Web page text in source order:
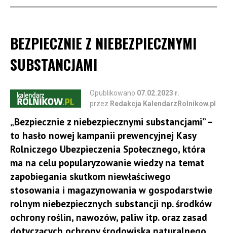
Jeżeli wójt (burmistrz, prezydent miasta) nie
dysponuje danymi potwierdzającymi okres pełnienia
przez wnioskodawcę funkcji sołtysa, wydaje
względu na brak danych potwierdzających okres
do wniosku o przyznanie świadczenia. W przypadku
braku dokumentów potwierdzających spełnienie
wymogu pełnienia funkcji sołtysa przez co najmniej
dwie kadencje nie mniej niż 8 lat zaświadczenie
będzie mogło być zastąpione pisemnym
oświadczeniem złożonym przez wnioskodawcę
o spełnieniu tego wymogu, potwierdzonym
pisemnymi oświadczeniami złożonymi przez co
BEZPIECZNIE Z NIEBEZPIECZNYMI
SUBSTANCJAMI
Opublikowano 07.02.2023 r.
przez Redakcja KalendarzRolnikow.pl
„Bezpiecznie z niebezpiecznymi substancjami” –
to hasło nowej kampanii prewencyjnej Kasy
Rolniczego Ubezpieczenia Społecznego, która
ma na celu popularyzowanie wiedzy na temat
zapobiegania skutkom niewłaściwego
stosowania i magazynowania w gospodarstwie
rolnym niebezpiecznych substancji np. środków
ochrony roślin, nawozów, paliw itp. oraz zasad